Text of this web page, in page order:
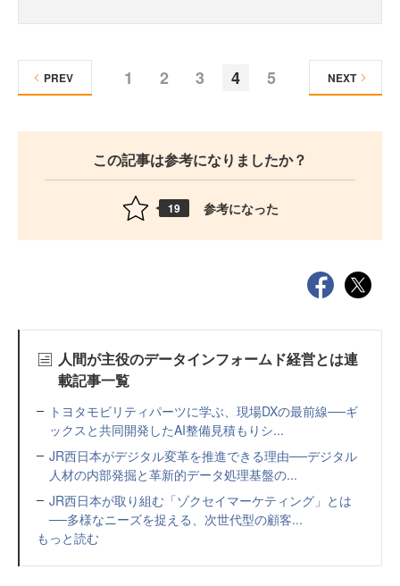
1 2 3 4 5
PREV NEXT
この記事は参考になりましたか？
19 参考になった
人間が主役のデータインフォームド経営とは連
載記事一覧
トヨタモビリティパーツに学ぶ、現場DXの最前線──ギ
ックスと共同開発したAI整備見積もりシ...
JR西日本がデジタル変革を推進できる理由──デジタル
人材の内部発掘と革新的データ処理基盤の...
JR西日本が取り組む「ゾクセイマーケティング」とは
──多様なニーズを捉える、次世代型の顧客...
もっと読む